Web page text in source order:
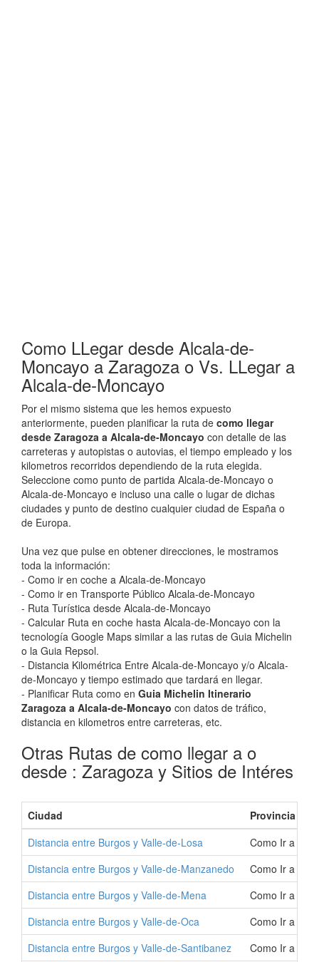
Como LLegar desde Alcala-de-
Moncayo a Zaragoza o Vs. LLegar a
Alcala-de-Moncayo
Por el mismo sistema que les hemos expuesto
anteriormente, pueden planificar la ruta de como llegar
desde Zaragoza a Alcala-de-Moncayo con detalle de las
carreteras y autopistas o autovias, el tiempo empleado y los
kilometros recorridos dependiendo de la ruta elegida.
Seleccione como punto de partida Alcala-de-Moncayo o
Alcala-de-Moncayo e incluso una calle o lugar de dichas
ciudades y punto de destino cualquier ciudad de España o
de Europa.
Una vez que pulse en obtener direcciones, le mostramos
toda la información:
- Como ir en coche a Alcala-de-Moncayo
- Como ir en Transporte Público Alcala-de-Moncayo
- Ruta Turística desde Alcala-de-Moncayo
- Calcular Ruta en coche hasta Alcala-de-Moncayo con la
tecnología Google Maps similar a las rutas de Guia Michelin
o la Guia Repsol.
- Distancia Kilométrica Entre Alcala-de-Moncayo y/o Alcala-
de-Moncayo y tiempo estimado que tardará en llegar.
- Planificar Ruta como en Guia Michelin Itinerario
Zaragoza a Alcala-de-Moncayo con datos de tráfico,
distancia en kilometros entre carreteras, etc.
Otras Rutas de como llegar a o
desde : Zaragoza y Sitios de Intéres
Ciudad
Provincia
Distancia entre Burgos y Valle-de-Losa
Como Ir a
Distancia entre Burgos y Valle-de-Manzanedo
Como Ir a
Distancia entre Burgos y Valle-de-Mena
Como Ir a
Distancia entre Burgos y Valle-de-Oca
Como Ir a
Distancia entre Burgos y Valle-de-Santibanez
Como Ir a